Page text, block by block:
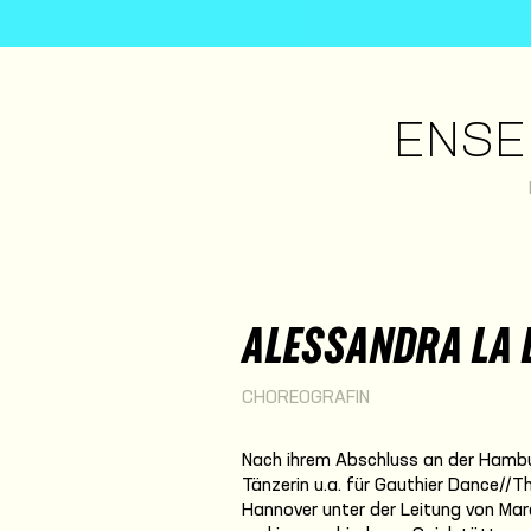
ALESSANDRA LA
CHOREOGRAFIN
Nach ihrem Abschluss an der
Tänzerin u.a. für Gauthier
Hannover unter der Leitung von